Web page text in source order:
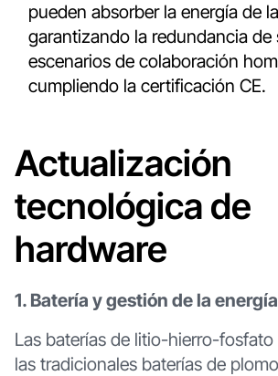
pueden absorber la energía de
garantizando la redundancia de
escenarios de colaboración
cumpliendo la certificación CE.
Actualización
tecnológica de
hardware
1. Batería y gestión de la energía
Las baterías de litio-hierro-
las tradicionales baterías de